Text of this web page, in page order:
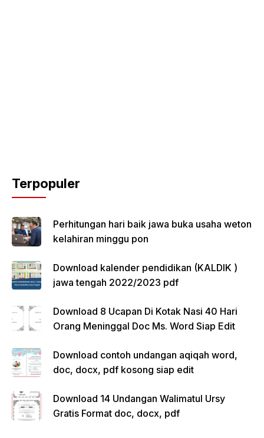
Terpopuler
Perhitungan hari baik jawa buka usaha weton
kelahiran minggu pon
Download kalender pendidikan (KALDIK )
jawa tengah 2022/2023 pdf
Download 8 Ucapan Di Kotak Nasi 40 Hari
Orang Meninggal Doc Ms. Word Siap Edit
Download contoh undangan aqiqah word,
doc, docx, pdf kosong siap edit
Download 14 Undangan Walimatul Ursy
Gratis Format doc, docx, pdf